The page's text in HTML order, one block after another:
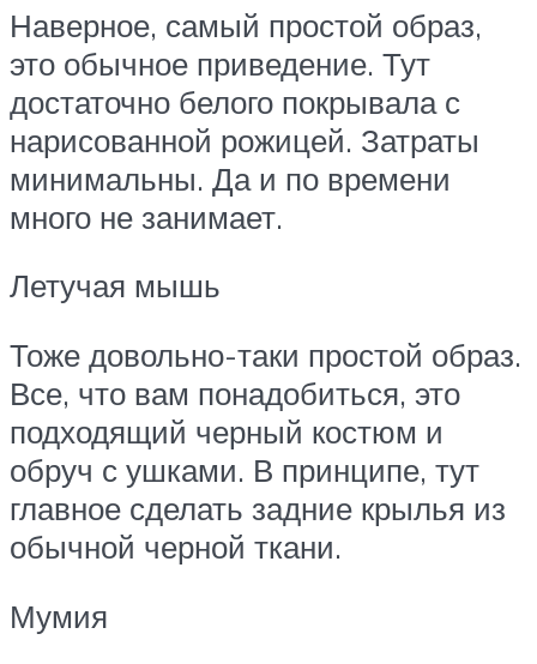
Наверное, самый простой образ,
это обычное приведение. Тут
достаточно белого покрывала с
нарисованной рожицей. Затраты
минимальны. Да и по времени
много не занимает.
Летучая мышь
Тоже довольно-таки простой образ.
Все, что вам понадобиться, это
подходящий черный костюм и
обруч с ушками. В принципе, тут
главное сделать задние крылья из
обычной черной ткани.
Мумия